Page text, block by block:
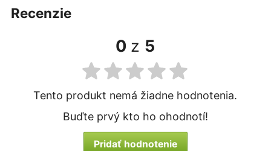
recenzie
0 z 5
Tento produkt nemá žiadne hodnotenia.
Buďte prvý kto ho ohodnotí!
Pridať hodnotenie